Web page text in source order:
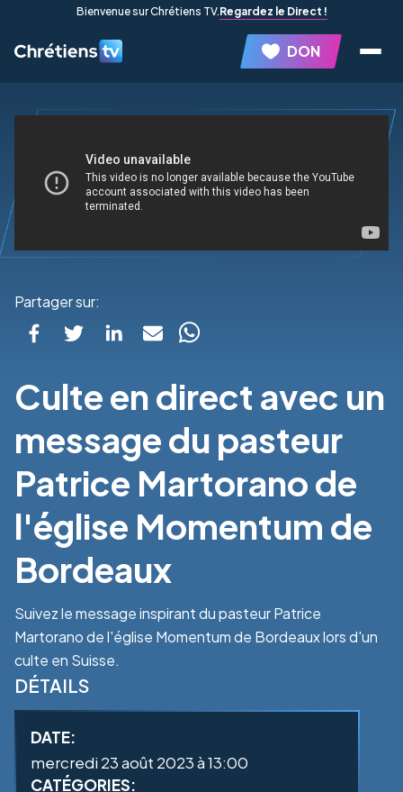
Bienvenue sur Chrétiens TV.Regardez le Direct !
DON
Partager sur:
Culte en direct avec un
message du pasteur
Patrice Martorano de
l'église Momentum de
Bordeaux
Suivez le message inspirant du pasteur Patrice
Martorano de l'église Momentum de Bordeaux lors d'un
culte en Suisse.
DÉTAILS
DATE:
mercredi 23 août 2023 à 13:00
CATÉGORIES: